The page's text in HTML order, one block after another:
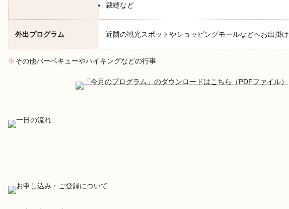
裁縫など
外出プログラム 近隣の観光スポットやショッピングモールなどへお出掛け
※その他バーベキューやハイキングなどの行事